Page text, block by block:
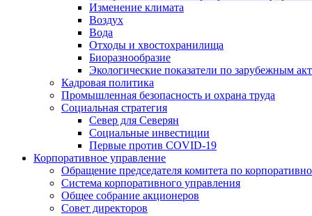
Изменение климата
Воздух
Вода
Отходы и хвостохранилища
Биоразнообразие
Экологические показатели по зарубежным
Кадровая политика
Промышленная безопасность и охрана труда
Социальная стратегия
Север для Северян
Социальные инвестиции
Первые против COVID‑19
Корпоративное управление
Обращение председателя комитета по
Система корпоративного управления
Общее собрание акционеров
Совет директоров